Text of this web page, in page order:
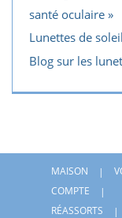
santé oculaire
Lunettes de
Blog sur les
MAISON
COMPTE
RÉASSORTS